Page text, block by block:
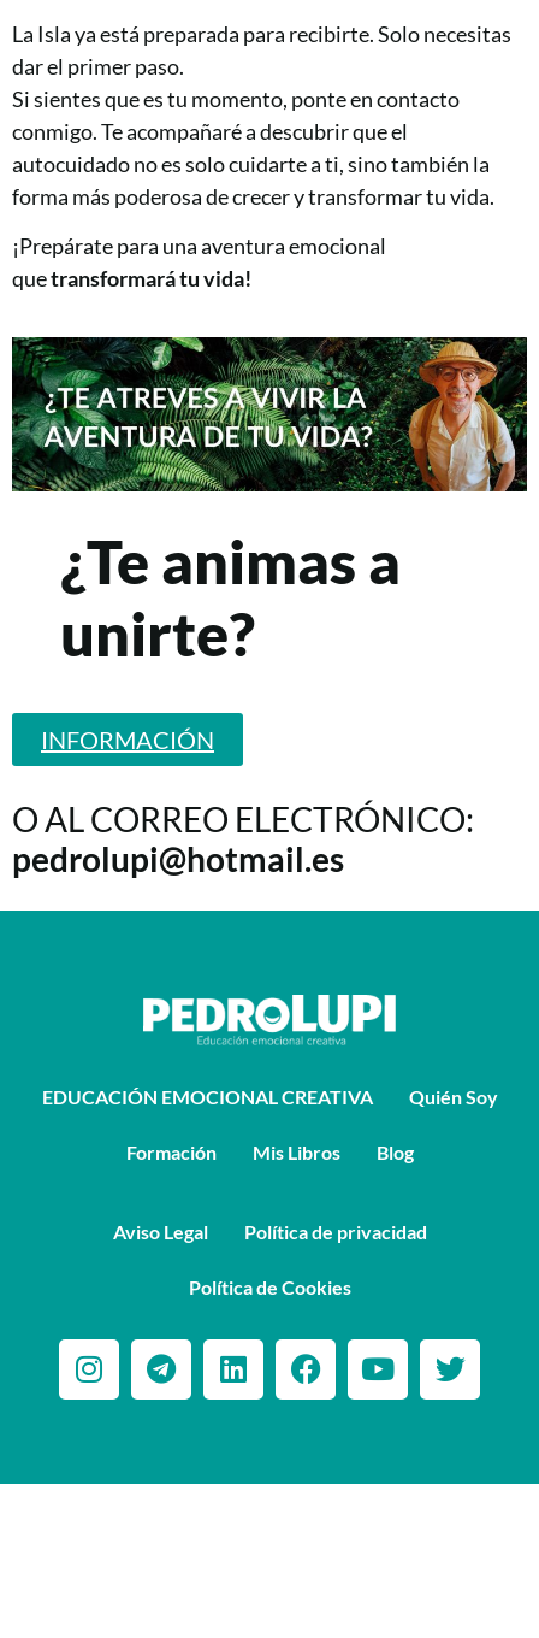
La Isla ya está preparada para recibirte. Solo necesitas
dar el primer paso.
Si sientes que es tu momento, ponte en contacto
conmigo. Te acompañaré a descubrir que el
autocuidado no es solo cuidarte a ti, sino también la
forma más poderosa de crecer y transformar tu vida.
¡Prepárate para una aventura emocional
quetransformará tu vida!
¿Te animas a
unirte?
INFORMACIÓN
O AL CORREO ELECTRÓNICO:
pedrolupi@hotmail.es
EDUCACIÓN EMOCIONAL CREATIVA Quién Soy
Formación Mis Libros Blog
Aviso Legal Política de privacidad
Política de Cookies